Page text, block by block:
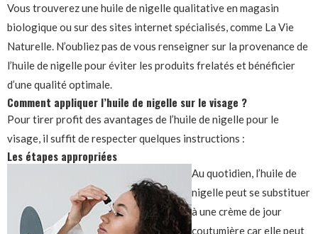
Vous trouverez une huile de nigelle qualitative en magasin
biologique ou sur des sites internet spécialisés, comme La Vie
Naturelle. N’oubliez pas de vous renseigner sur la provenance de
l’huile de nigelle pour éviter les produits frelatés et bénéficier
d’une qualité optimale.
Comment appliquer l’huile de nigelle sur le visage ?
Pour tirer profit des avantages de l’huile de nigelle pour le
visage, il suffit de respecter quelques instructions :
Les étapes appropriées
Au quotidien, l’huile de
nigelle peut se substituer
à une crème de jour
coutumière car elle peut